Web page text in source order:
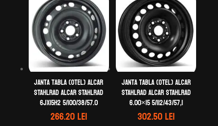
Janta tabla (otel) ALCAR
STAHLRAD ALCAR STAHLRAD
6Jx15H2 5/100/38/57.0
266.20lei
Janta tabla (otel) ALCAR
STAHLRAD ALCAR STAHLRAD
6.00×15 5/112/43/57,1
302.50lei